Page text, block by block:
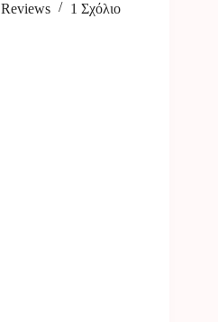
Reviews 1 Σχόλιο